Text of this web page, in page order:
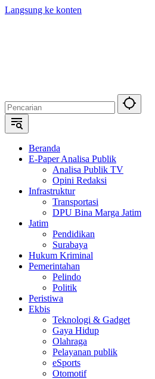
Langsung ke konten
Beranda
E-Paper Analisa Publik
Analisa Publik TV
Opini Redaksi
Infrastruktur
Transportasi
DPU Bina Marga Jatim
Jatim
Pendidikan
Surabaya
Hukum Kriminal
Pemerintahan
Pelindo
Politik
Peristiwa
Ekbis
Teknologi & Gadget
Gaya Hidup
Olahraga
Pelayanan publik
eSports
Otomotif